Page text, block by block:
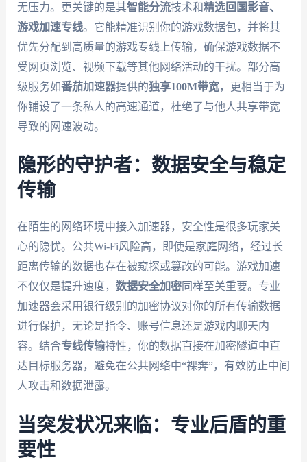
无压力。更关键的是其智能分流技术和精选回国影音、
游戏加速专线。它能精准识别你的游戏数据包，并将其
优先分配到高质量的游戏专线上传输，确保游戏数据不
受网页浏览、视频下载等其他网络活动的干扰。部分高
级服务如番茄加速器提供的独享100M带宽，更相当于为
你铺设了一条私人的高速通道，杜绝了与他人共享带宽
导致的网速波动。
隐形的守护者：数据安全与稳定
传输
在陌生的网络环境中接入加速器，安全性是很多玩家关
心的隐忧。公共Wi-Fi风险高，即使是家庭网络，经过长
距离传输的数据也存在被窥探或篡改的可能。游戏加速
不仅仅是提升速度， 数据安全加密同样至关重要。专业
加速器会采用银行级别的加密协议对你的所有传输数据
进行保护，无论是指令、账号信息还是游戏内聊天内
容。结合专线传输特性，你的数据直接在加密隧道中直
达目标服务器，避免在公共网络中“裸奔”，有效防止中间
人攻击和数据泄露。
当突发状况来临：专业后盾的重
要性